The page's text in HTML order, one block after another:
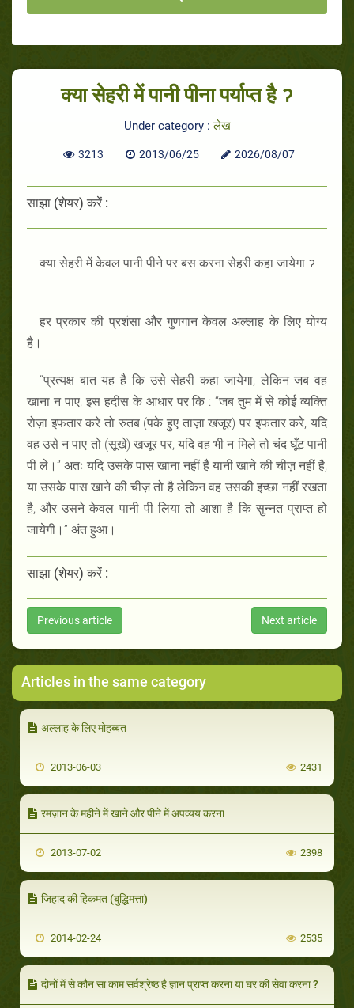
क्या सेहरी में पानी पीना पर्याप्त है ॽ
Under category :लेख
3213 2013/06/25 2026/08/07
साझा (शेयर) करें :
क्या सेहरी में केवल पानी पीने पर बस करना सेहरी कहा जायेगा ॽ
हर प्रकार की प्रशंसा और गुणगान केवल अल्लाह के लिए योग्य
है।
“प्रत्यक्ष बात यह है कि उसे सेहरी कहा जायेगा, लेकिन जब वह
खाना न पाए, इस हदीस के आधार पर कि : “जब तुम में से कोई व्यक्ति
रोज़ा इफतार करे तो रुतब (पके हुए ताज़ा खजूर) पर इफतार करे, यदि
वह उसे न पाए तो (सूखे) खजूर पर, यदि वह भी न मिले तो चंद घूँट पानी
पी ले।” अतः यदि उसके पास खाना नहीं है यानी खाने की चीज़ नहीं है,
या उसके पास खाने की चीज़ तो है लेकिन वह उसकी इच्छा नहीं रखता
है, और उसने केवल पानी पी लिया तो आशा है कि सुन्नत प्राप्त हो
जायेगी।” अंत हुआ।
साझा (शेयर) करें :
Previous article Next article
Articles in the same category
अल्लाह के लिए मोहब्बत
2013-06-03 2431
रमज़ान के महीने में खाने और पीने में अपव्यय करना
2013-07-02 2398
जिहाद की हिकमत (बुद्धिमत्ता)
2014-02-24 2535
दोनों में से कौन सा काम सर्वश्रेष्ठ है ज्ञान प्राप्त करना या घर की सेवा करना ?